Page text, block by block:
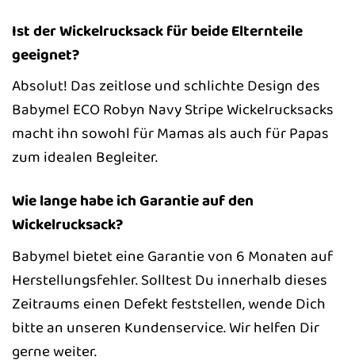
Ist der Wickelrucksack für beide Elternteile
geeignet?
Absolut! Das zeitlose und schlichte Design des
Babymel ECO Robyn Navy Stripe Wickelrucksacks
macht ihn sowohl für Mamas als auch für Papas
zum idealen Begleiter.
Wie lange habe ich Garantie auf den
Wickelrucksack?
Babymel bietet eine Garantie von 6 Monaten auf
Herstellungsfehler. Solltest Du innerhalb dieses
Zeitraums einen Defekt feststellen, wende Dich
bitte an unseren Kundenservice. Wir helfen Dir
gerne weiter.